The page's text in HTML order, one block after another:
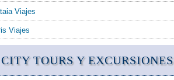
Viajes
Viajes
CITY TOURS Y EXCURSIONES